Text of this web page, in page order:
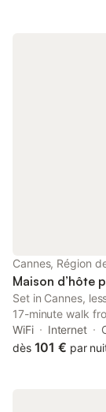
Cannes, Région
Maison d’hôte
Set in Cannes,
17-minute walk
Selvosa offers
terrace and free
WiFi Internet
dès 101 € par